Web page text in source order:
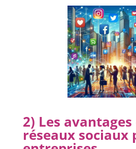
2) Les avantages
réseaux sociaux